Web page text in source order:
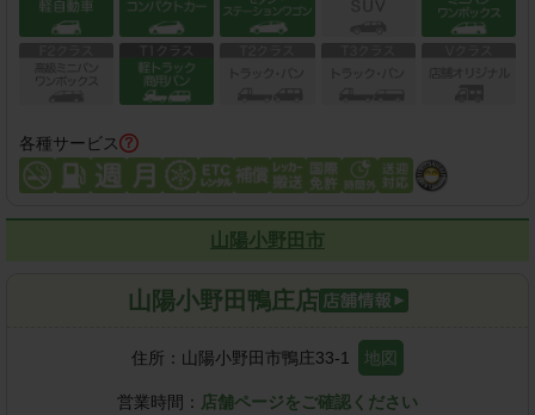
各種サービス
山陽小野田市
山陽小野田鴨庄店
住所： 山陽小野田市鴨庄33-1 地図
営業時間： 店舗ページをご確認ください